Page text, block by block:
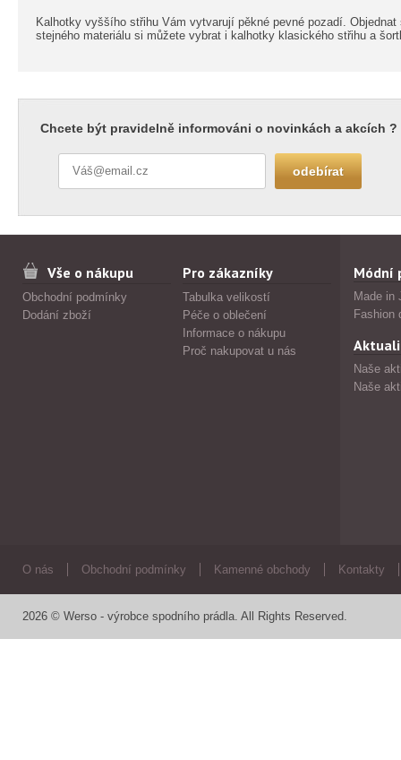
Kalhotky vyššího střihu Vám vytvarují pěkné pevné pozadí.
stejného materiálu si můžete vybrat i kalhotky klasického střihu a
Chcete být pravidelně informováni o novinkách a akcích ?
Vše o nákupu
Obchodní podmínky
Dodání zboží
Pro zákazníky
Tabulka velikostí
Péče o oblečení
Informace o nákupu
Proč nakupovat u nás
Módní
Made in
Fashion
Naše
Naše
O nás Obchodní podmínky Kamenné obchody Kontakty
2026 © Werso - výrobce spodního prádla. All Rights Reserved.